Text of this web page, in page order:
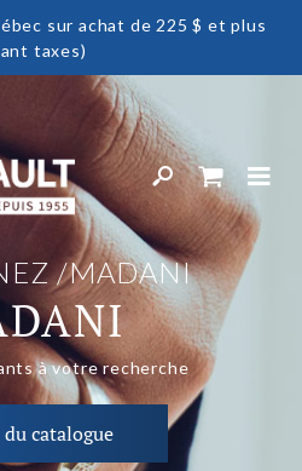
sur achat de 225 $ et plus
taxes)
MADANI
à votre recherche
catalogue